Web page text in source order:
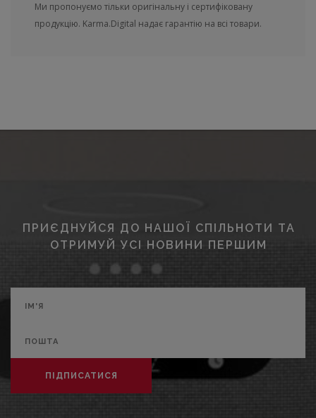
Ми пропонуємо тільки оригінальну і сертифіковану
продукцію. Karma.Digital надає гарантію на всі товари.
ПРИЄДНУЙСЯ ДО НАШОЇ СПІЛЬНОТИ ТА
ОТРИМУЙ УСІ НОВИНИ ПЕРШИМ
ПІДПИСАТИСЯ